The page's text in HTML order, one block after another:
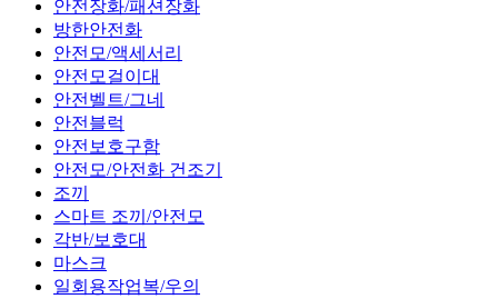
안전장화/패션장화
방한안전화
안전모/액세서리
안전모걸이대
안전벨트/그네
안전블럭
안전보호구함
안전모/안전화 건조기
조끼
스마트 조끼/안전모
각반/보호대
마스크
일회용작업복/우의